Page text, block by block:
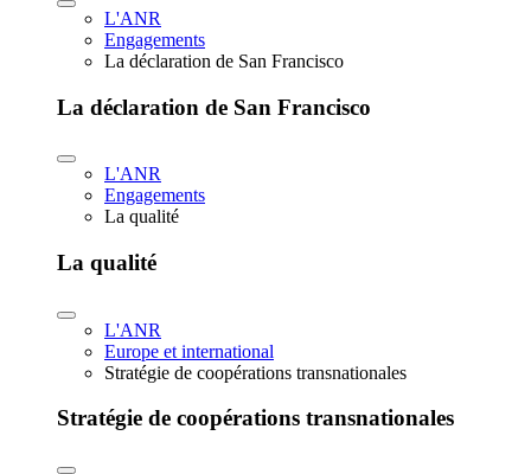
L'ANR
Engagements
La déclaration de San Francisco
La déclaration de San Francisco
L'ANR
Engagements
La qualité
La qualité
L'ANR
Europe et international
Stratégie de coopérations transnationales
Stratégie de coopérations transnationales